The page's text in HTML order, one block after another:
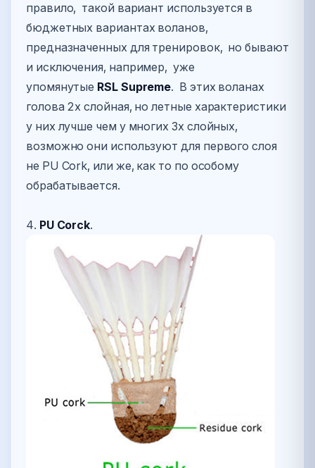
правило, такой вариант используется в
бюджетных вариантах воланов,
предназначенных для тренировок, но бывают
и исключения, например, уже
упомянутые RSL Supreme. В этих воланах
голова 2х слойная, но летные характеристики
у них лучше чем у многих 3х слойных,
возможно они используют для первого слоя
не PU Cork, или же, как то по особому
обрабатывается.
4. PU Corck.